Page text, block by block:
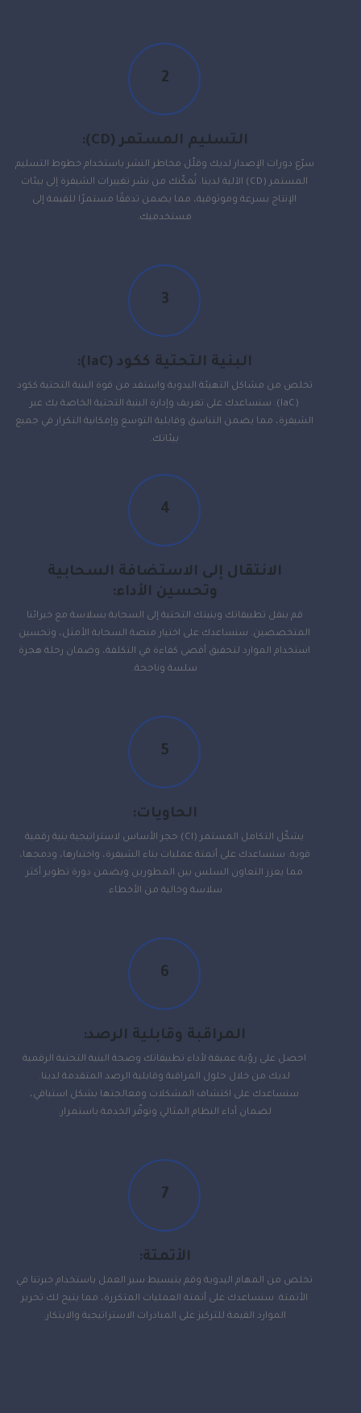
2
التسليم المستمر (CD):
سرّع دورات الإصدار لديك وقلّل مخاطر النشر باستخدام خطوط التسليم
المستمر (CD) الآلية لدينا. نُمكّنك من نشر تغييرات الشيفرة إلى بيئات
الإنتاج بسرعة وموثوقية، مما يضمن تدفقًا مستمرًا للقيمة إلى
مستخدميك.
3
البنية التحتية ككود (IaC):
تخلص من مشاكل التهيئة اليدوية واستفد من قوة البنية التحتية ككود
(IaC). سنساعدك على تعريف وإدارة البنية التحتية الخاصة بك عبر
الشيفرة، مما يضمن التناسق وقابلية التوسع وإمكانية التكرار في جميع
بيئاتك.
4
الانتقال إلى الاستضافة السحابية
وتحسين الأداء:
قم بنقل تطبيقاتك وبنيتك التحتية إلى السحابة بسلاسة مع خبرائنا
المتخصصين. سنساعدك على اختيار منصة السحابة الأمثل، وتحسين
استخدام الموارد لتحقيق أقصى كفاءة في التكلفة، وضمان رحلة هجرة
سلسة وناجحة.
5
الحاويات:
يشكّل التكامل المستمر (CI) حجر الأساس لاستراتيجية بنية رقمية
قوية. سنساعدك على أتمتة عمليات بناء الشيفرة، واختبارها، ودمجها،
مما يعزز التعاون السلس بين المطورين ويضمن دورة تطوير أكثر
سلاسة وخالية من الأخطاء.
6
المراقبة وقابلية الرصد:
احصل على رؤية عميقة لأداء تطبيقاتك وصحة البنية التحتية الرقمية
لديك من خلال حلول المراقبة وقابلية الرصد المتقدمة لدينا.
سنساعدك على اكتشاف المشكلات ومعالجتها بشكل استباقي،
لضمان أداء النظام المثالي وتوفّر الخدمة باستمرار.
7
الأتمتة:
تخلص من المهام اليدوية وقم بتبسيط سير العمل باستخدام خبرتنا في
الأتمتة. سنساعدك على أتمتة العمليات المتكررة، مما يتيح لك تحرير
الموارد القيمة للتركيز على المبادرات الاستراتيجية والابتكار.